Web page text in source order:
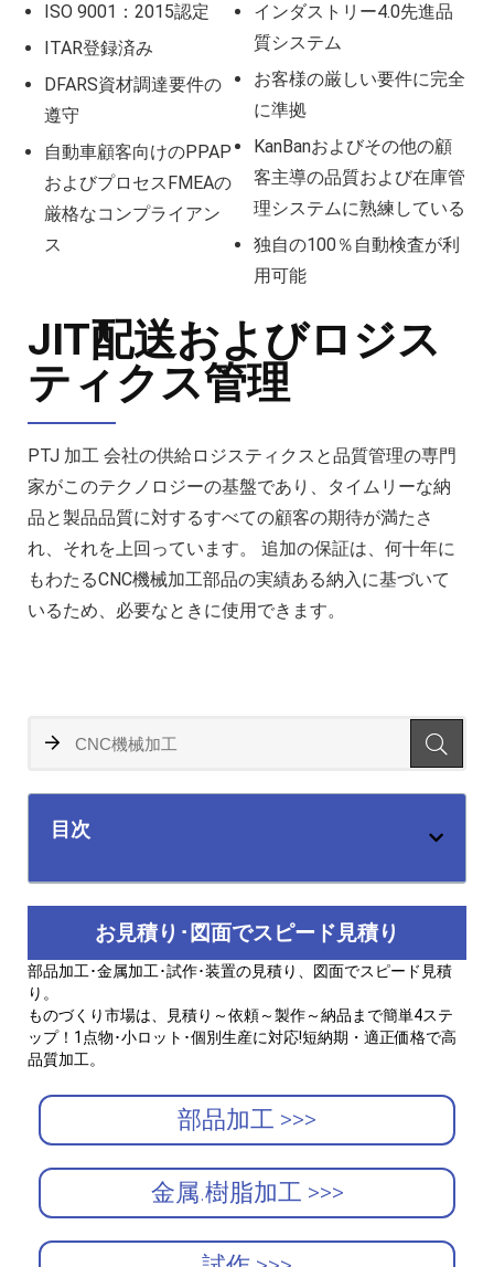
ISO 9001：2015認定
ITAR登録済み
DFARS資材調達要件の
遵守
自動車顧客向けのPPAP
およびプロセスFMEAの
厳格なコンプライアン
ス
インダストリー4.0先進品
質システム
お客様の厳しい要件に完全
に準拠
KanBanおよびその他の顧
客主導の品質および在庫管
理システムに熟練している
独自の100％自動検査が利
用可能
JIT配送およびロジス
ティクス管理
PTJ 加工 会社の供給ロジスティクスと品質管理の専門
家がこのテクノロジーの基盤であり、タイムリーな納
品と製品品質に対するすべての顧客の期待が満たさ
れ、それを上回っています。 追加の保証は、何十年に
もわたるCNC機械加工部品の実績ある納入に基づいて
いるため、必要なときに使用できます。
目次
お見積り･図面でスピード見積り
部品加工･金属加工･試作･装置の見積り、図面でスピード見積
り。
ものづくり市場は、見積り～依頼～製作～納品まで簡単4ステ
ップ！1点物･小ロット･個別生産に対応!短納期・適正価格で高
品質加工。
部品加工 >>>
金属.樹脂加工 >>>